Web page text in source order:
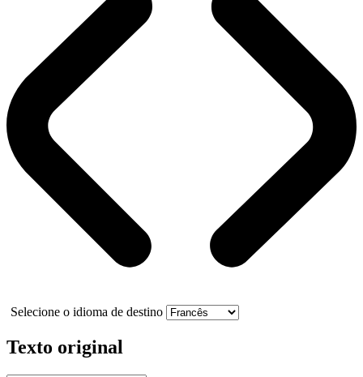
Selecione o idioma de destino
Texto original